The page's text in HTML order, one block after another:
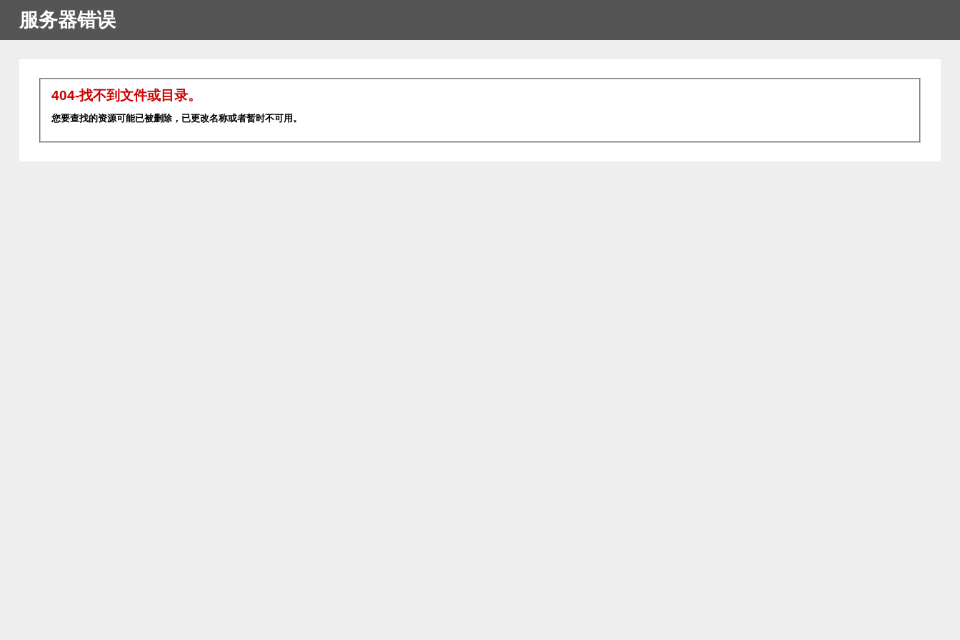
服务器错误
404-找不到文件或目录。
您要查找的资源可能已被删除，已更改名称或者暂时不可用。